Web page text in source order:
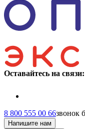
Оставайтесь на связи:
8 800 555 00 66звонок
Напишите нам